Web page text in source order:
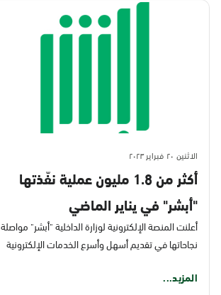
الاثنين ٢٠ فبراير ٢٠٢٣
أكثر من 1.8 مليون عملية نفّذتها
"أبشر" في يناير الماضي
أعلنت المنصة الإلكترونية لوزارة الداخلية "أبشر" مواصلة
نجاحاتها في تقديم أسهل وأسرع الخدمات الإلكترونية
المزيد...